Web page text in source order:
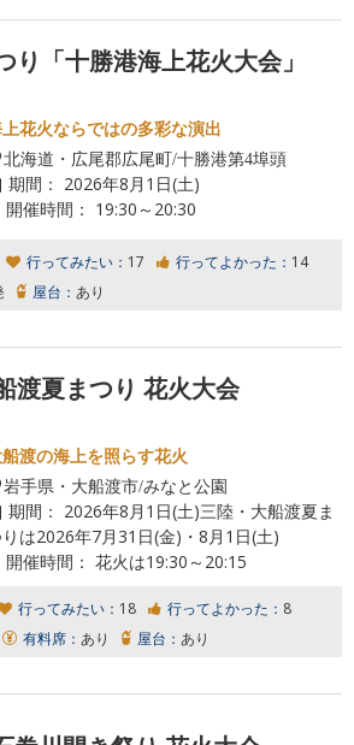
り「十勝港海上花火大会」
花火ならではの多彩な演出
北海道・広尾郡広尾町/十勝港第4埠頭
期間： 2026年8月1日(土)
開催時間： 19:30～20:30
行ってみたい： 17 行ってよかった： 14
屋台： あり
渡夏まつり 花火大会
渡の海上を照らす花火
岩手県・大船渡市/みなと公園
期間： 2026年8月1日(土)三陸・大船渡夏ま
は2026年7月31日(金)・8月1日(土)
開催時間： 花火は19:30～20:15
行ってみたい： 18 行ってよかった： 8
有料席： あり 屋台： あり